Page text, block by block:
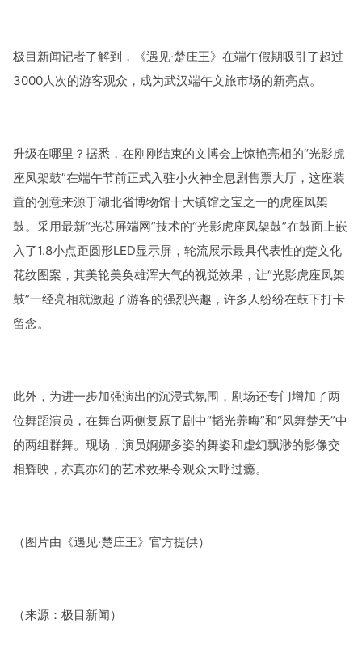
极目新闻记者了解到，《遇见·楚庄王》在端午假期吸引了超过
3000人次的游客观众，成为武汉端午文旅市场的新亮点。
升级在哪里？据悉，在刚刚结束的文博会上惊艳亮相的“光影虎
座凤架鼓”在端午节前正式入驻小火神全息剧售票大厅，这座装
置的创意来源于湖北省博物馆十大镇馆之宝之一的虎座凤架
鼓。采用最新“光芯屏端网”技术的“光影虎座凤架鼓”在鼓面上嵌
入了1.8小点距圆形LED显示屏，轮流展示最具代表性的楚文化
花纹图案，其美轮美奂雄浑大气的视觉效果，让“光影虎座凤架
鼓”一经亮相就激起了游客的强烈兴趣，许多人纷纷在鼓下打卡
留念。
此外，为进一步加强演出的沉浸式氛围，剧场还专门增加了两
位舞蹈演员，在舞台两侧复原了剧中“韬光养晦”和“凤舞楚天”中
的两组群舞。现场，演员婀娜多姿的舞姿和虚幻飘渺的影像交
相辉映，亦真亦幻的艺术效果令观众大呼过瘾。
（图片由《遇见·楚庄王》官方提供）
（来源：极目新闻）